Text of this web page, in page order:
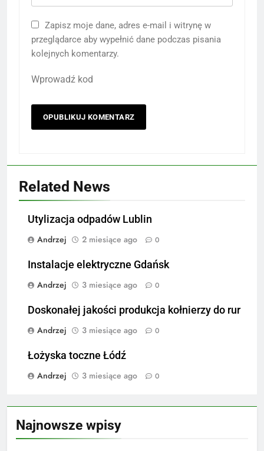
Zapisz moje dane, adres e-mail i witrynę w
przeglądarce aby wypełnić dane podczas pisania
kolejnych komentarzy.
Wprowadź kod
Related News
Utylizacja odpadów Lublin
Andrzej
2 miesiące ago 0
Instalacje elektryczne Gdańsk
Andrzej
3 miesiące ago 0
Doskonałej jakości produkcja kołnierzy do rur
Andrzej
3 miesiące ago 0
Łożyska toczne Łódź
Andrzej
3 miesiące ago 0
Najnowsze wpisy